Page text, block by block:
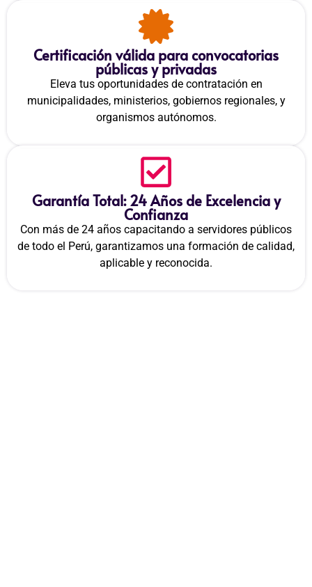
Certificación válida para convocatorias
públicas y privadas
Eleva tus oportunidades de contratación en
municipalidades, ministerios, gobiernos regionales, y
organismos autónomos.
Garantía Total: 24 Años de Excelencia y
Confianza
Con más de 24 años capacitando a servidores públicos
de todo el Perú, garantizamos una formación de calidad,
aplicable y reconocida.